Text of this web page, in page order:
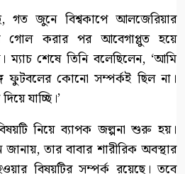
গত জুনে বিশ্বকাপে আলজেরিয়ার
গোল করার পর আবেগাপ্লুত হয়ে
ম্যাচ শেষে তিনি বলেছিলেন, ‘আমি
ফুটবলের কোনো সম্পর্কই ছিল না।
যাচ্ছি।’
নিয়ে ব্যাপক জল্পনা শুরু হয়।
তার বাবার শারীরিক অবস্থার
বিষয়টির সম্পর্ক রয়েছে। তবে